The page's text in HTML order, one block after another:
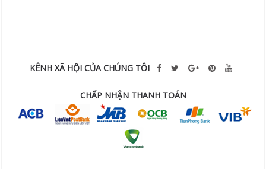
KÊNH XÃ HỘI CỦA CHÚNG TÔI
CHẤP NHẬN THANH TOÁN